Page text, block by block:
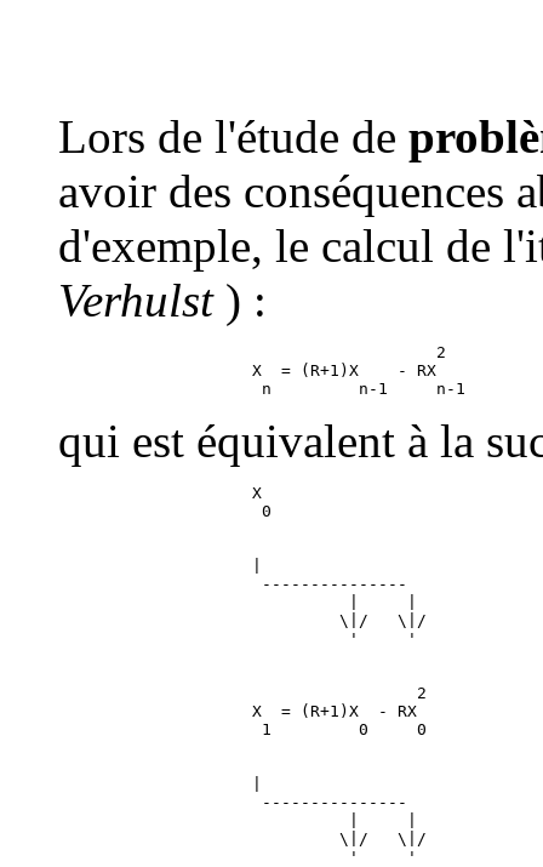
Lors de l'étude de
avoir des conséquences
d'exemple, le calcul de
Verhulst) :
                                       2
                    X  = (R+1)X    - RX
qui est équivalent à la
                    X
                     ---------------
                             \|/   \|/
                                     2
                    X  = (R+1)X  - RX
                     ---------------
                             \|/   \|/